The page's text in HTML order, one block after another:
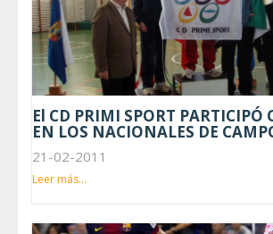
El CD PRIMI SPORT PARTICIPÓ
EN LOS NACIONALES DE
21-02-2011
Leer más...